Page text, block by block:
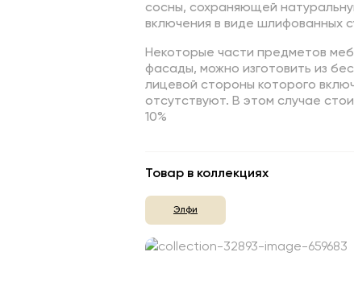
сосны, сохраняющей
включения в виде шлифованных
Некоторые части предметов
фасады, можно изготовить из
лицевой стороны которого
отсутствуют. В этом случае
10%
Товар в коллекциях
Элфи